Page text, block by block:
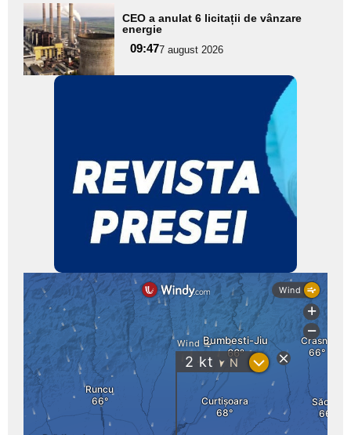
Adaugă
aici textul
pentru
subtitlu
CEO a anulat 6 licitații de vânzare
energie
09:477 august 2026